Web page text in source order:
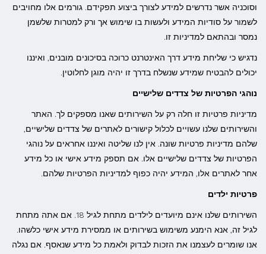
וסוכניה אשר נדרשים למידע לצורך ביצוע תפקידם. גורמים אלו מחויבים
לשמור על סודיות המידע ולעשות בו שימוש אך ורק למטרות שלשמן
נמסר ובהתאם למדיניות זו.
נדגיש כי שליחת מידע דרך האינטרנט כרוכה בסיכונים מובנים, ואיננו
יכולים להבטיח שמידע שנשלח בדרך זו יהיה מוגן לחלוטין.
נוהגי הפרטיות של צדדים שלישיים
מדיניות פרטיות זו חלה רק על השירותים שאנו מספקים לך. האתר
והשירותים שלנו עשויים לכלול קישורים לאתרים של צדדים שלישיים,
שלהם מדיניות פרטיות שונה. אין לנו שליטה ואיננו אחראים על נוהגי
הפרטיות של צדדים שלישיים אלו. אם תספק מידע אישי או כל מידע
אחר לאתרים אלו, המידע יהיה כפוף למדיניות הפרטיות שלהם.
פרטיות ילדים
השירותים שלנו אינם מיועדים לילדים מתחת לגיל 18. אם אתה מתחת
לגיל זה, אנא הימנע משימוש בשירותים או ממסירת מידע אישי כלשהו.
אנו שומרים לעצמנו את הזכות לבדוק ולאמת כל מידע שנאסף. אם נגלה